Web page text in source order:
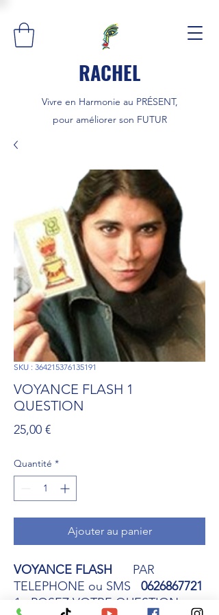
RACHEL
Vivre en Harmonie au PRÉSENT,
pour améliorer son FUTUR
SKU : 364215376135191
VOYANCE FLASH 1
QUESTION
25,00 €Prix
Quantité *
Ajouter au panier
VOYANCE FLASH
PAR
TELEPHONE ou SMS 0626867721
POSEZ VOTRE QUESTION